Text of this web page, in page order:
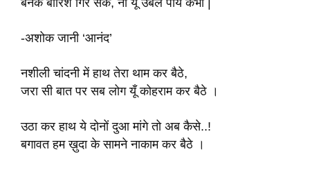
बनके बारिश गिर सके, ना यूँ उबल पायें कभी |
-अशोक जानी ‘आनंद’
नशीली चांदनी में हाथ तेरा थाम कर बैठे,
जरा सी बात पर सब लोग यूँ कोहराम कर बैठे ।
उठा कर हाथ ये दोनों दुआ मांगे तो अब कैसे..!
बगावत हम ख़ुदा के सामने नाकाम कर बैठे ।